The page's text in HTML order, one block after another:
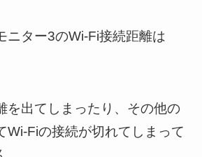
ニター3のWi-Fi接続距離は
を出てしまったり、その他の
Wi-Fiの接続が切れてしまって